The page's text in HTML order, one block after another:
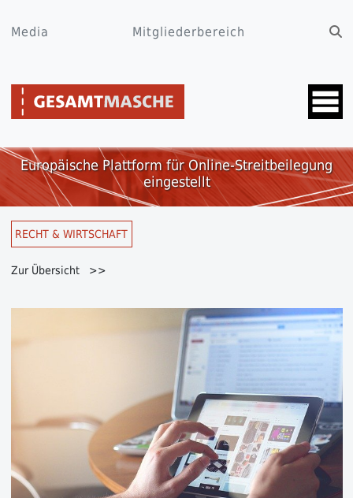
Media Mitgliederbereich
Europäische Plattform für Online-Streitbeilegung
eingestellt
RECHT & WIRTSCHAFT
Zur Übersicht >>